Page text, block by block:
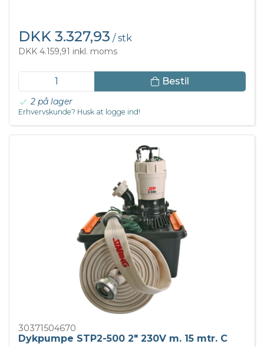
DKK 3.327,93 / stk
DKK 4.159,91 inkl. moms
Bestil
2 på lager
Erhvervskunde? Husk at logge ind!
30371504670
Dykpumpe STP2-500 2" 230V m. 15 mtr. C